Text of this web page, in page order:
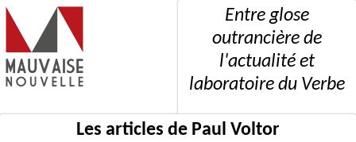
Entre glose
outrancière de
l'actualité et
laboratoire du Verbe
Les articles de Paul Voltor